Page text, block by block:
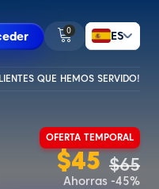
0 ES
QUE HEMOS SERVIDO!
OFERTA TEMPORAL
$45 $65
Ahorras -45%